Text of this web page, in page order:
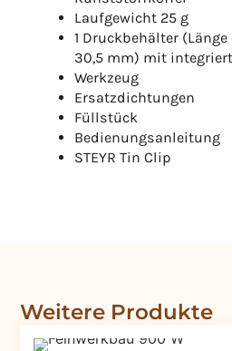
Laufgewicht 25 g
1 Druckbehälter (Länge
30,5 mm) mit
Werkzeug
Ersatzdichtungen
Füllstück
Bedienungsanleitung
STEYR Tin Clip
Weitere Produkte